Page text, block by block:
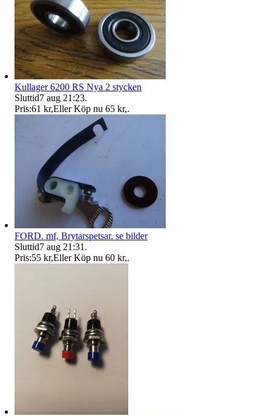
Kullager 6200 RS Nya 2 stycken
Sluttid7 aug 21:23.
Pris:61 kr,Eller Köp nu 65 kr,.
FORD. mf, Brytarspetsar. se bilder
Sluttid7 aug 21:31 .
Pris:55 kr,Eller Köp nu 60 kr,.